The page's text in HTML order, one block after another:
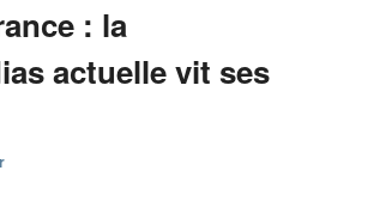
: la
actuelle vit ses